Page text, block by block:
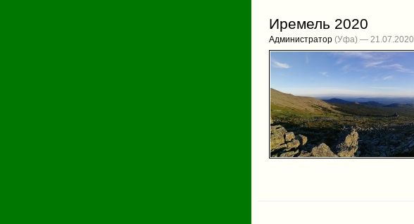
Иремель 2020
Администратор (Уфа) — 21.07.2020